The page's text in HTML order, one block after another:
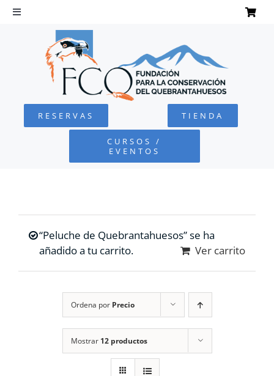
Saltar
Toggle
Navigation
QUEBRANTAHUESOS
FUNDACIÓN
COLABORA
RESERVAS TIENDA
CURSOS /
EVENTOS
“Peluche de Quebrantahuesos” se ha
añadido a tu carrito.
Ver carrito
Ordena por Precio
Mostrar 12 productos